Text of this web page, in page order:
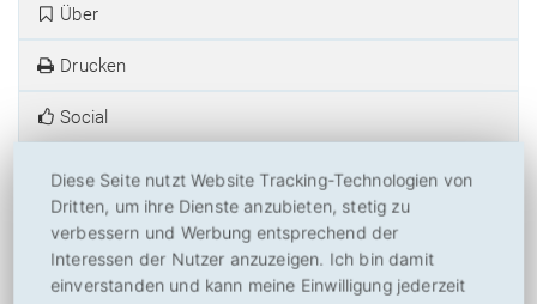
Über
Drucken
Social
1 Meinung zu MetaCrawler.de
Charlotte Lühmannschrieb am 29. 03. 2025 um 20:14 Uhr:
Diese Seite nutzt Website Tracking-Technologien von
Dritten, um ihre Dienste anzubieten, stetig zu
verbessern und Werbung entsprechend der
Interessen der Nutzer anzuzeigen. Ich bin damit
einverstanden und kann meine Einwilligung jederzeit